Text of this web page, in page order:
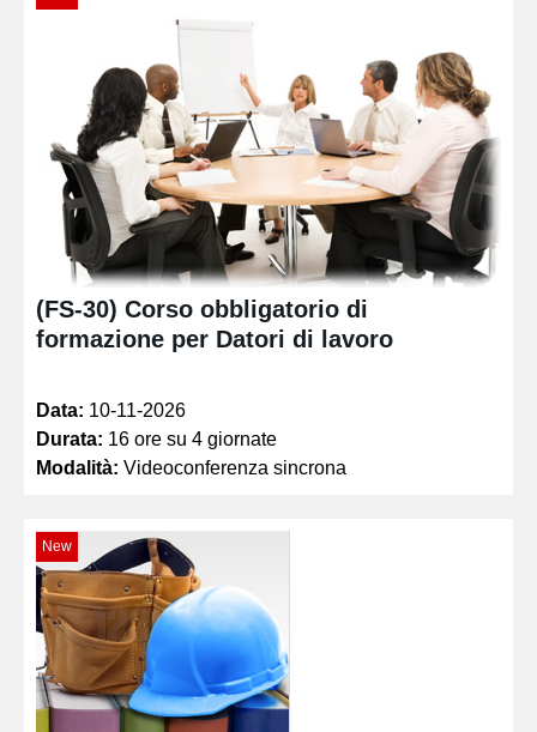
(FS-30) Corso obbligatorio di
formazione per Datori di lavoro
Data: 10-11-2026
Durata: 16 ore su 4 giornate
Modalità: Videoconferenza sincrona
New